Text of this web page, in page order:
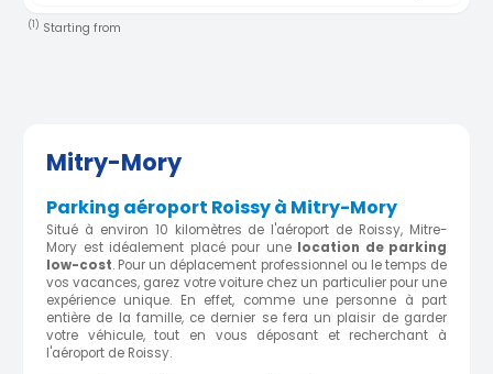
(1) Starting from
Mitry-Mory
Parking aéroport Roissy à Mitry-Mory
Situé à environ 10 kilomètres de l'aéroport de Roissy, Mitre-
Mory est idéalement placé pour une location de parking
low-cost. Pour un déplacement professionnel ou le temps de
vos vacances, garez votre voiture chez un particulier pour une
expérience unique. En effet, comme une personne à part
entière de la famille, ce dernier se fera un plaisir de garder
votre véhicule, tout en vous déposant et recherchant à
l'aéroport de Roissy.